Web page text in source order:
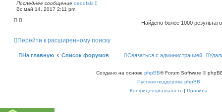
Последнее сообщение dedofski
Вс май 14, 2017 2:11 pm
Найдено более 1000
Перейти к расширенному поиску
На главную Список форумов Связаться с администрацией
Создано на основе phpBB® Forum Software ©
Русская поддержка phpBB
Конфиденциальность | Правила